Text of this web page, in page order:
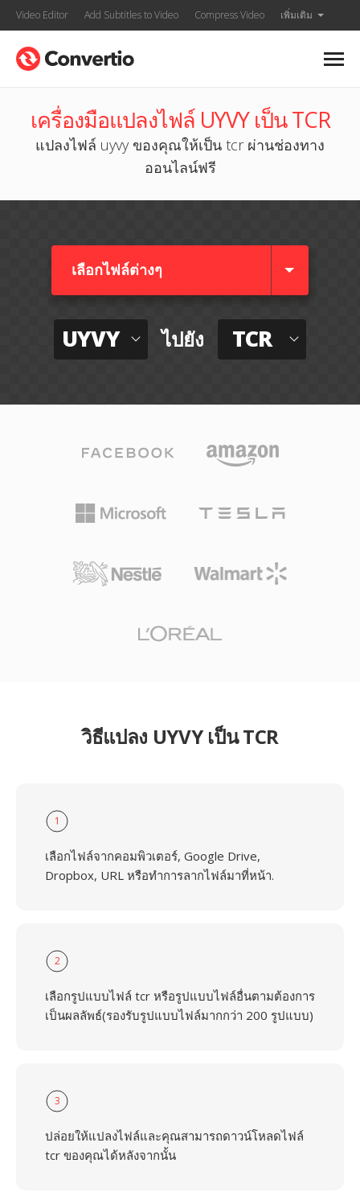
Video Editor Add Subtitles to Video Compress Video เพิ่มเติม
เครื่องมือแปลงไฟล์ UYVY เป็น TCR
แปลงไฟล์ uyvy ของคุณให้เป็น tcr ผ่านช่องทาง
ออนไลน์ฟรี
เลือกไฟล์ต่างๆ​
UYVY ไปยัง TCR
วิธีแปลง UYVY เป็น TCR
1
เลือกไฟล์จากคอมพิวเตอร์, Google Drive,
Dropbox, URL หรือทำการลากไฟล์มาที่หน้า.
2
เลือกรูปแบบไฟล์ tcr หรือรูปแบบไฟล์อื่นตามต้องการ
เป็นผลลัพธ์(รองรับรูปแบบไฟล์มากกว่า 200 รูปแบบ)
3
ปล่อยให้แปลงไฟล์และคุณสามารถดาวน์โหลดไฟล์
tcr ของคุณได้หลังจากนั้น